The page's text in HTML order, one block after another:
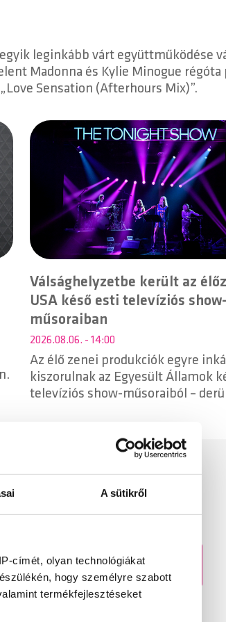
A sütikről
címét, olyan technológiákat
hogy személyre szabott
termékfejlesztéseket
leginkább várt együttműködése
Madonna és Kylie Minogue
Sensation (Afterhours Mix)”.
Válsághelyzetbe került az
USA késő esti televíziós show-
műsoraiban
2026.08.06. - 14:00
Az élő zenei produkciók egyre
kiszorulnak az Egyesült Államok
televíziós show-műsoraiból –
Mix Cooky Weekend